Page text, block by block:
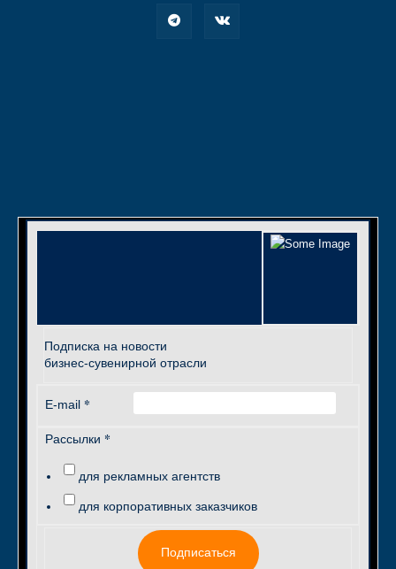
Подписка на новости
бизнес-сувенирной отрасли
E-mail *
Рассылки *
для рекламных агентств
для корпоративных заказчиков
Подписаться